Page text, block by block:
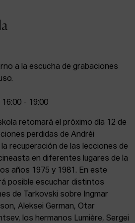
a la escucha de grabaciones
16:00 - 19:00
retomará el próximo día 12 de
perdidas de Andréi
la recuperación de las lecciones de
en diferentes lugares de la
años 1975 y 1981. En este
posible escuchar distintos
de Tarkovski sobre Ingmar
Aleksei German, Otar
los hermanos Lumière, Sergei